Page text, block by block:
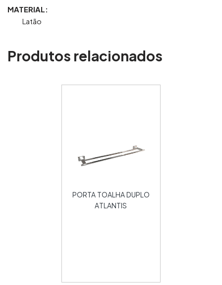
MATERIAL:
Latão
Produtos relacionados
PORTA TOALHA DUPLO
ATLANTIS